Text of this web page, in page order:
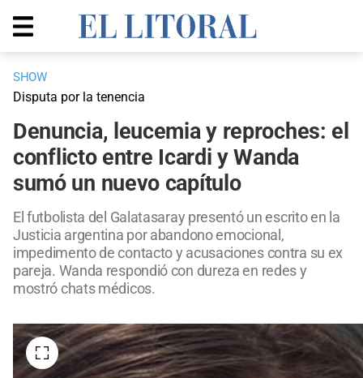
SHOW
Disputa por la tenencia
Denuncia, leucemia y reproches: el
conflicto entre Icardi y Wanda
sumó un nuevo capítulo
El futbolista del Galatasaray presentó un escrito en la
Justicia argentina por abandono emocional,
impedimento de contacto y acusaciones contra su ex
pareja. Wanda respondió con dureza en redes y
mostró chats médicos.